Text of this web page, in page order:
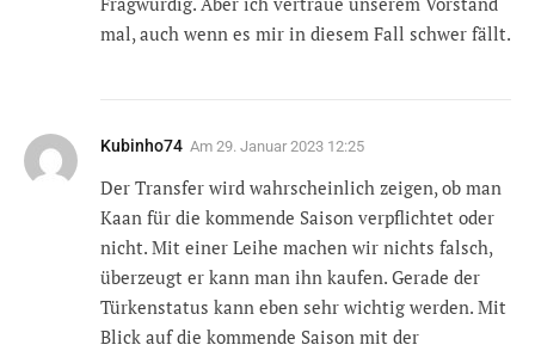
mal, auch wenn es mir in diesem Fall schwer fällt.
Kubinho74 Am 29. Januar 2023 12:25
Der Transfer wird wahrscheinlich zeigen, ob man
Kaan für die kommende Saison verpflichtet oder
nicht. Mit einer Leihe machen wir nichts falsch,
überzeugt er kann man ihn kaufen. Gerade der
Türkenstatus kann eben sehr wichtig werden. Mit
Blick auf die kommende Saison mit der